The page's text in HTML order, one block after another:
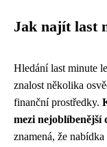
Jak najít last
Hledání last minute
znalost několika
finanční prostředky.
mezi nejoblíbenější
znamená, že